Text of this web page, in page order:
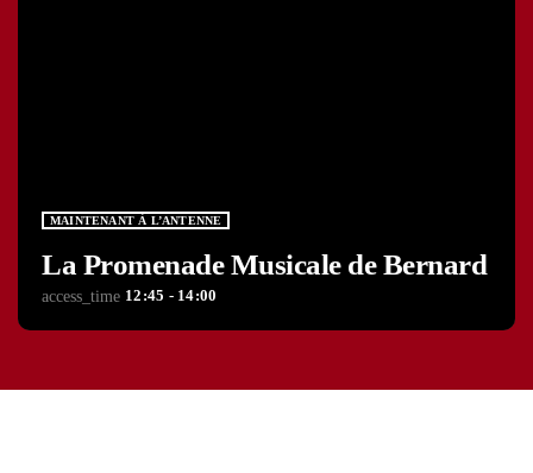
MAINTENANT À L’ANTENNE
La Promenade Musicale de Bernard
access_time 12:45 - 14:00